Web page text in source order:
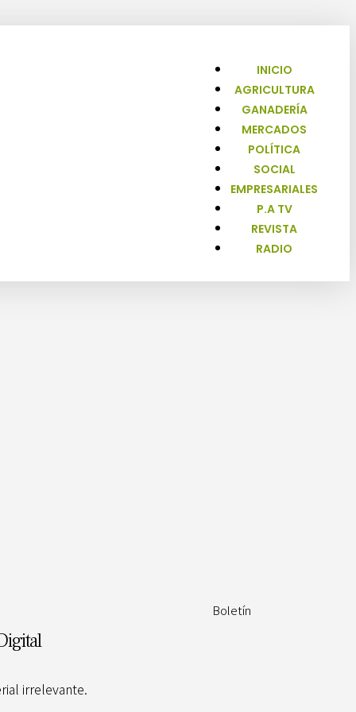
INICIO
AGRICULTURA
GANADERÍA
MERCADOS
POLÍTICA
SOCIAL
EMPRESARIALES
P.A TV
REVISTA
RADIO
Boletín
irrelevante.